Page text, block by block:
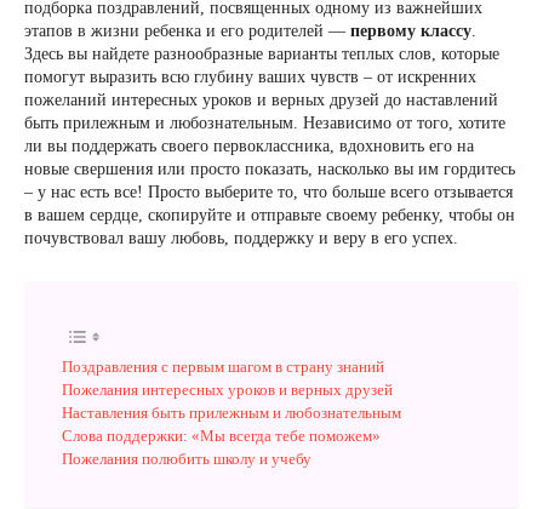
подборка поздравлений, посвященных одному из важнейших
этапов в жизни ребенка и его родителей — первому классу.
Здесь вы найдете разнообразные варианты теплых слов, которые
помогут выразить всю глубину ваших чувств – от искренних
пожеланий интересных уроков и верных друзей до наставлений
быть прилежным и любознательным. Независимо от того, хотите
ли вы поддержать своего первоклассника, вдохновить его на
новые свершения или просто показать, насколько вы им гордитесь
– у нас есть все! Просто выберите то, что больше всего отзывается
в вашем сердце, скопируйте и отправьте своему ребенку, чтобы он
почувствовал вашу любовь, поддержку и веру в его успех.
Поздравления с первым шагом в страну знаний
Пожелания интересных уроков и верных друзей
Наставления быть прилежным и любознательным
Слова поддержки: «Мы всегда тебе поможем»
Пожелания полюбить школу и учебу